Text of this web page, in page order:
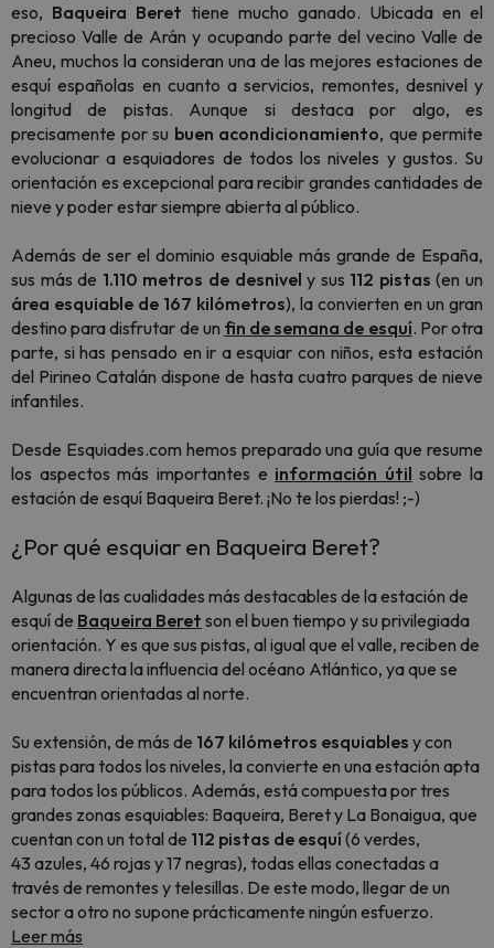
eso, Baqueira Beret tiene mucho ganado. Ubicada en el
precioso Valle de Arán y ocupando parte del vecino Valle de
Aneu, muchos la consideran una de las mejores estaciones de
esquí españolas en cuanto a servicios, remontes, desnivel y
longitud de pistas. Aunque si destaca por algo, es
precisamente por su buen acondicionamiento, que permite
evolucionar a esquiadores de todos los niveles y gustos. Su
orientación es excepcional para recibir grandes cantidades de
nieve y poder estar siempre abierta al público.
Además de ser el dominio esquiable más grande de España,
sus más de 1.110 metros de desnivel y sus 112 pistas (en un
área esquiable de 167 kilómetros), la convierten en un gran
destino para disfrutar de un fin de semana de esquí. Por otra
parte, si has pensado en ir a esquiar con niños, esta estación
del Pirineo Catalán dispone de hasta cuatro parques de nieve
infantiles.
Desde Esquiades.com hemos preparado una guía que resume
los aspectos más importantes e información útil sobre la
estación de esquí Baqueira Beret. ¡No te los pierdas! ;-)
¿Por qué esquiar en Baqueira Beret?
Algunas de las cualidades más destacables de la estación de
esquí de Baqueira Beret son el buen tiempo y su privilegiada
orientación. Y es que sus pistas, al igual que el valle, reciben de
manera directa la influencia del océano Atlántico, ya que se
encuentran orientadas al norte.
Su extensión, de más de 167 kilómetros esquiables y con
pistas para todos los niveles, la convierte en una estación apta
para todos los públicos. Además, está compuesta por tres
grandes zonas esquiables: Baqueira, Beret y La Bonaigua, que
cuentan con un total de 112 pistas de esquí(6 verdes,
43 azules, 46 rojas y 17 negras), todas ellas conectadas a
través de remontes y telesillas. De este modo, llegar de un
sector a otro no supone prácticamente ningún esfuerzo.
Leer más